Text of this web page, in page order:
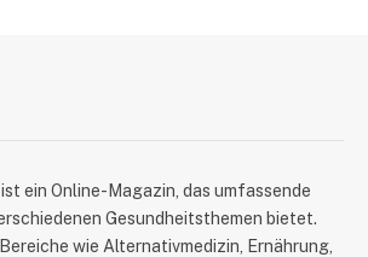
ein Online-Magazin, das umfassende
Gesundheitsthemen bietet.
wie Alternativmedizin, Ernährung,